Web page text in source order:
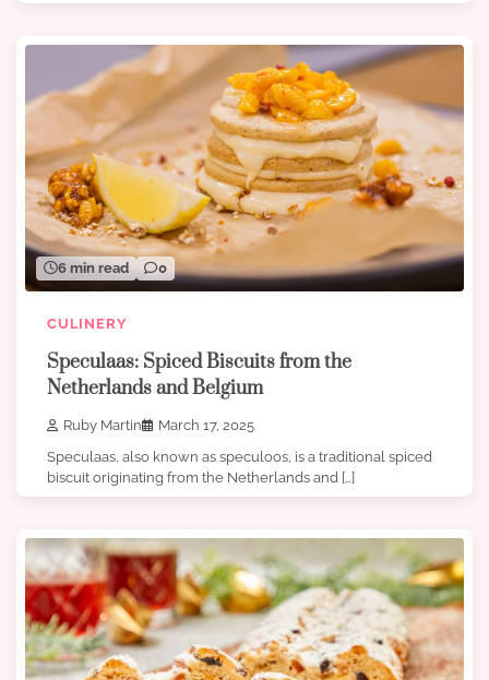
6 min read 0
CULINERY
Speculaas: Spiced Biscuits from the
Netherlands and Belgium
Ruby Martin
March 17, 2025
Speculaas, also known as speculoos, is a traditional spiced
biscuit originating from the Netherlands and […]